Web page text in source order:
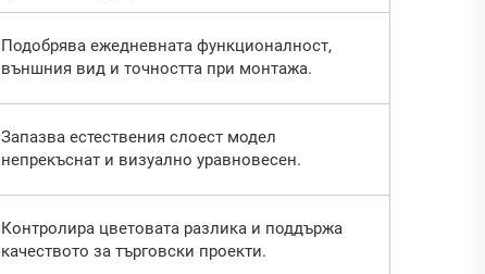
Подобрява ежедневната функционалност,
външния вид и точността при монтажа.
Запазва естествения слоест модел
непрекъснат и визуално уравновесен.
Контролира цветовата разлика и поддържа
качеството за търговски проекти.